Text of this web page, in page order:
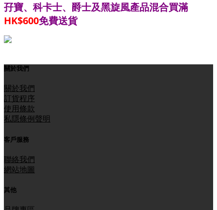
孖寶、科卡士、爵士及黑旋風產品混合買滿
HK$600免費送貨
關於我們
關於我們
訂貨程序
使用條款
私隱條例聲明
客戶服務
聯絡我們
網站地圖
其他